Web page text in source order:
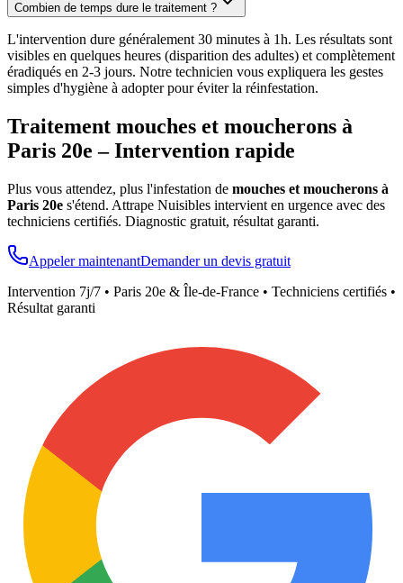
Combien de temps dure le traitement ?
L'intervention dure généralement 30 minutes à 1h. Les résultats sont
visibles en quelques heures (disparition des adultes) et complètement
éradiqués en 2-3 jours. Notre technicien vous expliquera les gestes
simples d'hygiène à adopter pour éviter la réinfestation.
Traitement mouches et moucherons à
Paris 20e – Intervention rapide
Plus vous attendez, plus l'infestation de mouches et moucherons à
Paris 20e s'étend. Attrape Nuisibles intervient en urgence avec des
techniciens certifiés. Diagnostic gratuit, résultat garanti.
Appeler maintenantDemander un devis gratuit
Intervention 7j/7 • Paris 20e & Île-de-France • Techniciens certifiés •
Résultat garanti